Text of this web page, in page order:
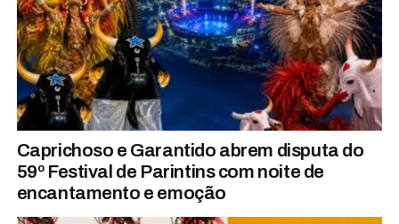
Caprichoso e Garantido abrem disputa do
59º Festival de Parintins com noite de
encantamento e emoção